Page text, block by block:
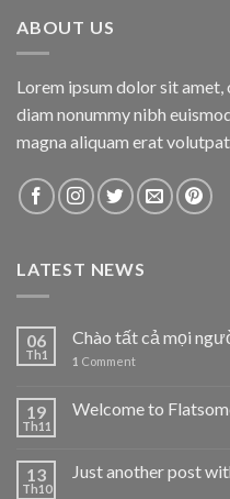
ABOUT US
Lorem ipsum dolor sit
diam nonummy nibh
magna aliquam erat
LATEST NEWS
06
Th1
Chào tất cả mọi
1 Comment
19
Th11
Welcome to
13
Th10
Just another post